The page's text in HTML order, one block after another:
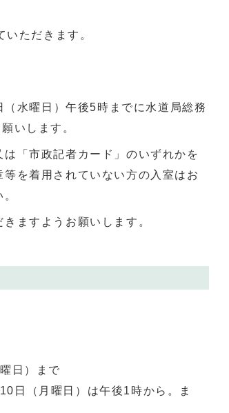
いただきます。
水曜日）午後5時までに水道局総務
いします。
「市政記者カード」のいずれかを
を着用されていない方の入室はお
ますようお願いします。
日）まで
日（月曜日）は午後1時から。ま